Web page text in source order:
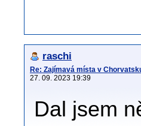
raschi
Re: Zajímavá místa v
27. 09. 2023 19:39
Dal jsem